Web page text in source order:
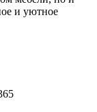
и уютное